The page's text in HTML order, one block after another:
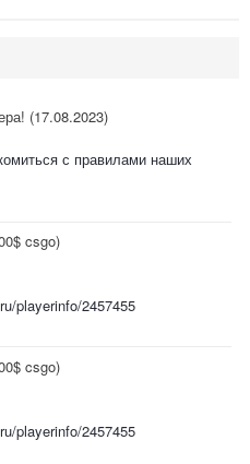
(17.08.2023)
с правилами наших
csgo)
playerinfo/2457455
csgo)
playerinfo/2457455